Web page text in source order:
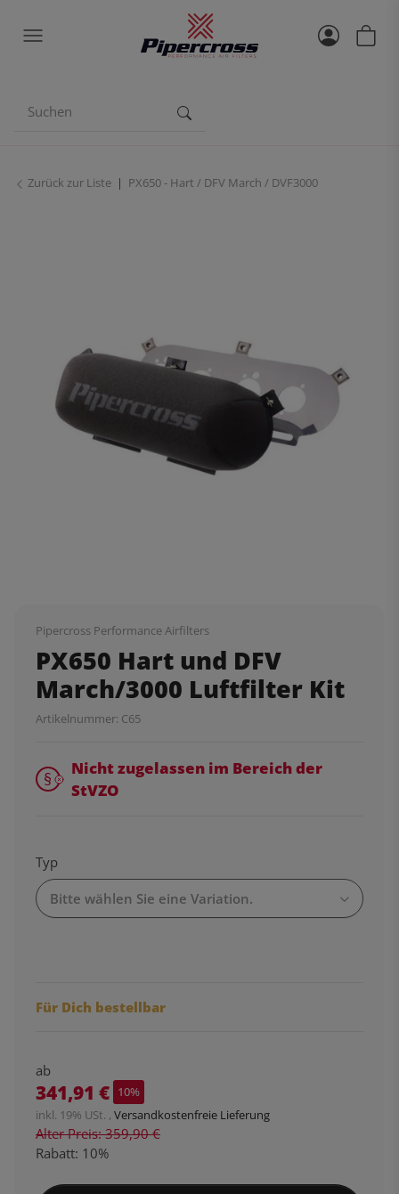
Zurück zur Liste PX650 - Hart / DFV March / DVF3000
Pipercross Performance Airfilters
PX650 Hart und DFV
March/3000 Luftfilter Kit
Artikelnummer: C65
Nicht zugelassen im Bereich der
StVZO
Typ
Bitte wählen Sie eine Variation.
Für Dich bestellbar
ab
341,91 € 10%
inkl. 19% USt. , Versandkostenfreie Lieferung
Alter Preis: 359,90 €
Rabatt: 10%